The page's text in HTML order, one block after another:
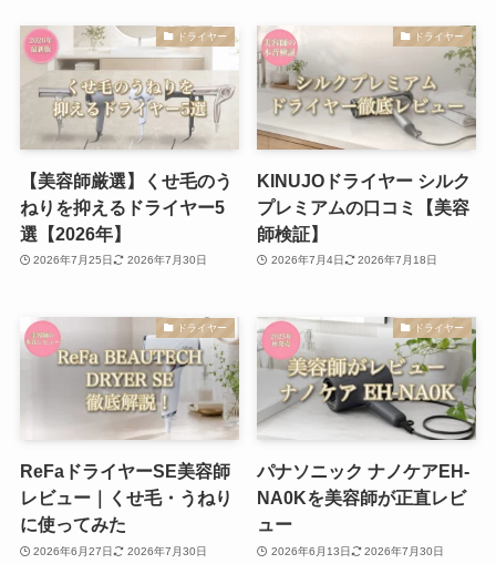
ドライヤー
【美容師厳選】くせ毛のう
ねりを抑えるドライヤー5
選【2026年】
2026年7月25日 2026年7月30日
ドライヤー
KINUJOドライヤー シルク
プレミアムの口コミ【美容
師検証】
2026年7月4日 2026年7月18日
ドライヤー
ReFaドライヤーSE美容師
レビュー｜くせ毛・うねり
に使ってみた
2026年6月27日 2026年7月30日
ドライヤー
パナソニック ナノケアEH-
NA0Kを美容師が正直レビ
ュー
2026年6月13日 2026年7月30日